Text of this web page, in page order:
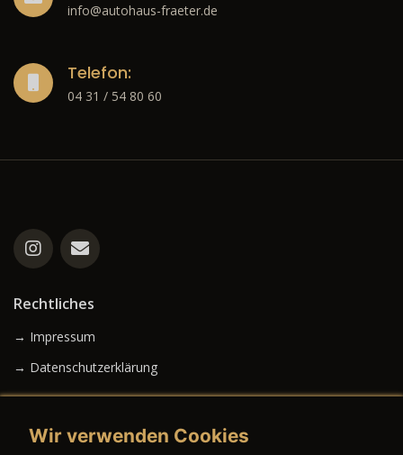
info@autohaus-fraeter.de
Telefon:
04 31 / 54 80 60
Rechtliches
→ Impressum
→ Datenschutzerklärung
Wir verwenden Cookies